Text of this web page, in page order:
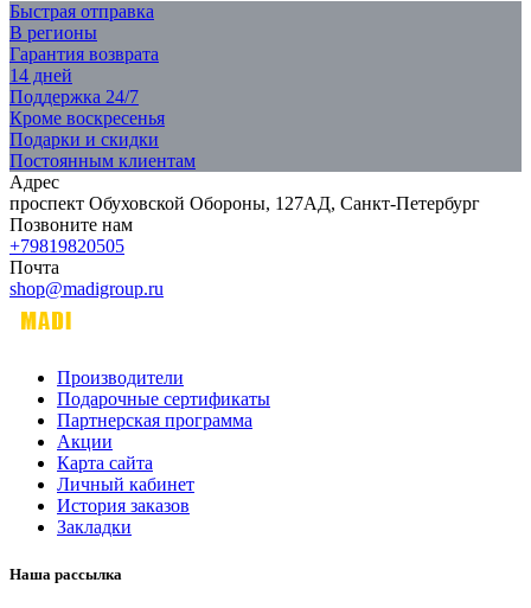
Быстрая отправка
В регионы
Гарантия возврата
14 дней
Поддержка 24/7
Кроме воскресенья
Подарки и скидки
Постоянным клиентам
Адрес
проспект Обуховской Обороны, 127АД, Санкт-Петербург
Позвоните нам
+79819820505
Почта
shop@madigroup.ru
Производители
Подарочные сертификаты
Партнерская программа
Акции
Карта сайта
Личный кабинет
История заказов
Закладки
Наша рассылка